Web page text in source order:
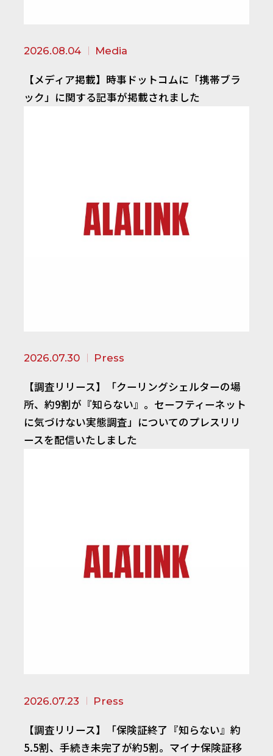
2026.08.04 Media
【メディア掲載】時事ドットコムに「携帯ブラ
ック」に関する記事が掲載されました
2026.07.30 Press
【調査リリース】「クーリングシェルターの場
所、約9割が『知らない』。セーフティーネット
に気づけない実態調査」についてのプレスリリ
ースを配信いたしました
2026.07.23 Press
【調査リリース】「保険証終了『知らない』約
5.5割、手続き未完了が約5割。マイナ保険証移